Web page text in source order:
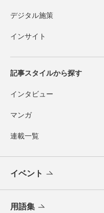
デジタル施策
インサイト
記事スタイルから探す
インタビュー
マンガ
連載一覧
イベント
用語集